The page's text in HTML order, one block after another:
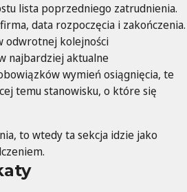
lista poprzedniego zatrudnienia.
data rozpoczęcia i zakończenia.
odwrotnej kolejności
najbardziej aktualne
wymień osiągnięcia, te
temu stanowisku, o które się
to wtedy ta sekcja idzie jako